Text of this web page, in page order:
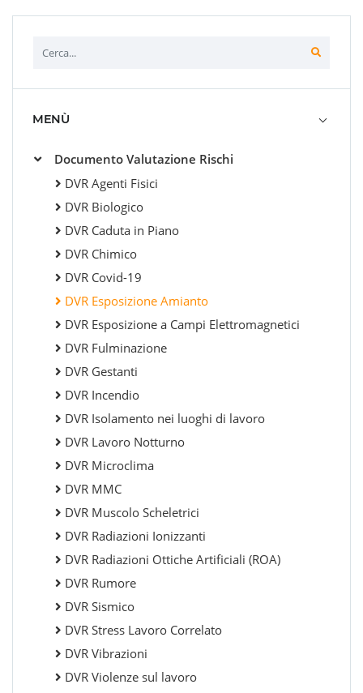
MENÙ
Documento Valutazione Rischi
DVR Agenti Fisici
DVR Biologico
DVR Caduta in Piano
DVR Chimico
DVR Covid-19
DVR Esposizione Amianto
DVR Esposizione a Campi Elettromagnetici
DVR Fulminazione
DVR Gestanti
DVR Incendio
DVR Isolamento nei luoghi di lavoro
DVR Lavoro Notturno
DVR Microclima
DVR MMC
DVR Muscolo Scheletrici
DVR Radiazioni Ionizzanti
DVR Radiazioni Ottiche Artificiali (ROA)
DVR Rumore
DVR Sismico
DVR Stress Lavoro Correlato
DVR Vibrazioni
DVR Violenze sul lavoro